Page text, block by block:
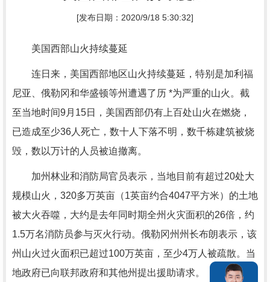
[发布日期：2020/9/18 5:30:32]
美国西部山火持续蔓延
连日来，美国西部地区山火持续蔓延，特别是加利福
尼亚、俄勒冈和华盛顿等州遭遇了历 *为严重的山火。截
至当地时间9月15日，美国西部仍有上百处山火在燃烧，
已造成至少36人死亡，数十人下落不明，数千栋建筑被烧
毁，数以万计的人员被迫撤离。
加州林业和消防局官员表示，当地目前有超过20处大
规模山火，320多万英亩（1英亩约合4047平方米）的土地
被大火吞噬，大约是去年同时期全州火灾面积的26倍，约
1.5万名消防员参与灭火行动。俄勒冈州州长布朗表示，该
州山火过火面积已超过100万英亩，至少4万人被疏散。当
地政府已向联邦政府和其他州提出援助请求。